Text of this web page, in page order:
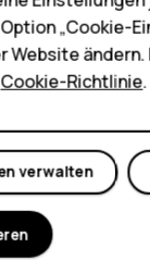
helpful?
„Cookie-
Website ändern.
Cookie-Richtlinie.
verwalten